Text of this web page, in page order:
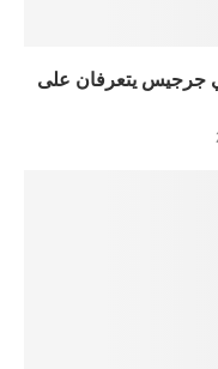
جرجيس يتعرفان على